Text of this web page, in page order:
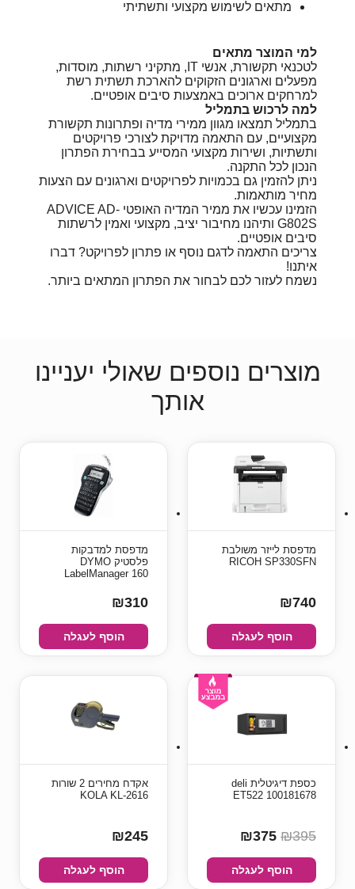
מתאים לשימוש מקצועי ותשתיתי
למי המוצר מתאים
לטכנאי תקשורת, אנשי IT, מתקיני רשתות, מוסדות,
מפעלים וארגונים הזקוקים להארכת תשתית רשת
למרחקים ארוכים באמצעות סיבים אופטיים.
למה לרכוש בתמליל
בתמליל תמצאו מגוון ממירי מדיה ופתרונות תקשורת
מקצועיים, עם התאמה מדויקת לצורכי פרויקטים
ותשתיות, ושירות מקצועי המסייע בבחירת הפתרון
הנכון לכל התקנה.
ניתן להזמין גם בכמויות לפרויקטים וארגונים עם הצעות
מחיר מותאמות.
הזמינו עכשיו את ממיר המדיה האופטי ADVICE AD-
G802S ותיהנו מחיבור יציב, מקצועי ואמין לרשתות
סיבים אופטיים.
צריכים התאמה לדגם נוסף או פתרון לפרויקט? דברו
איתנו!
נשמח לעזור לכם לבחור את הפתרון המתאים ביותר.
מוצרים נוספים שאולי יעניינו
אותך
מדפסת ‏לייזר ‏משולבת
RICOH SP330SFN
₪740
הוסף לעגלה
מדפסת למדבקות
פלסטיק DYMO
LabelManager 160
₪310
הוסף לעגלה
כספת ‏דיגיטלית deli
ET522 100181678
₪395
הוסף לעגלה
אקדח מחירים 2 שורות
KOLA KL-2616
₪245
הוסף לעגלה